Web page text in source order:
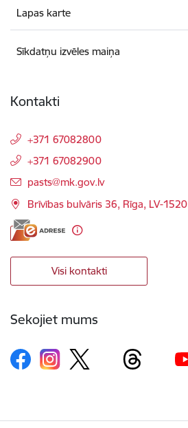
Lapas karte
Sīkdatņu izvēles maiņa
Kontakti
+371 67082800
+371 67082900
E-pasts:
pasts@mk.gov.lv
Brīvības bulvāris 36, Rīga, LV-1520
Visi kontakti
Sekojiet mums